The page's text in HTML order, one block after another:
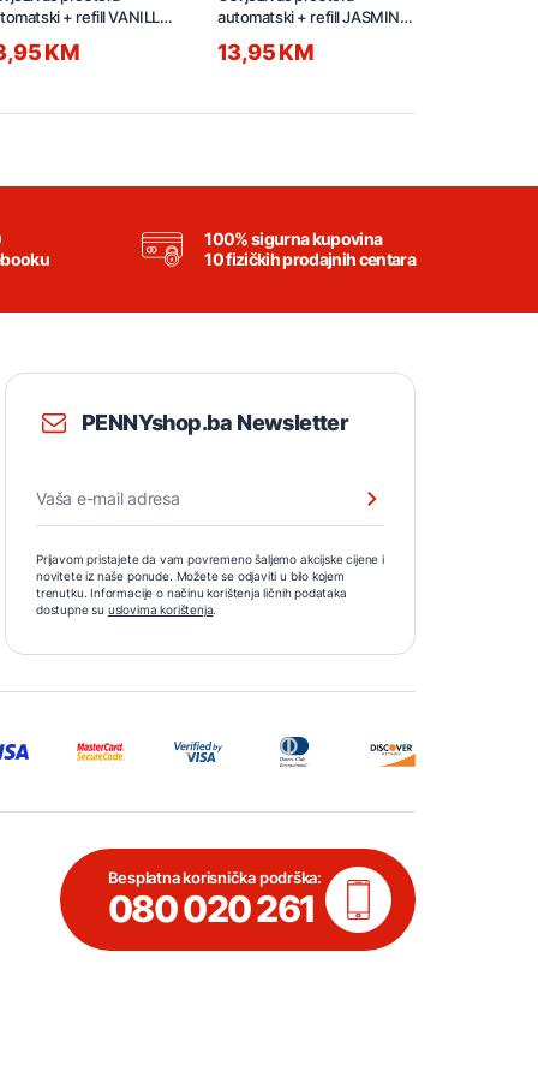
+ refill VANILLA
KM
automatski + refill JASMINE
228ml
13,95 KM
100% sigurna kupovina
10 fizičkih prodajnih centara
PENNYshop.ba Newsletter
Prijavom pristajete da vam povremeno šaljemo akcijske cijene i
novitete iz naše ponude. Možete se odjaviti u bilo kojem
trenutku. Informacije o načinu korištenja ličnih podataka
dostupne su uslovima korištenja.
Besplatna korisnička podrška:
080 020 261